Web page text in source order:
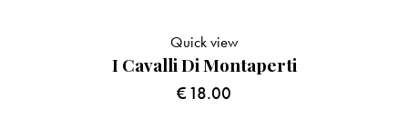
I Cavalli Di Montaperti
€18.00
Quick view